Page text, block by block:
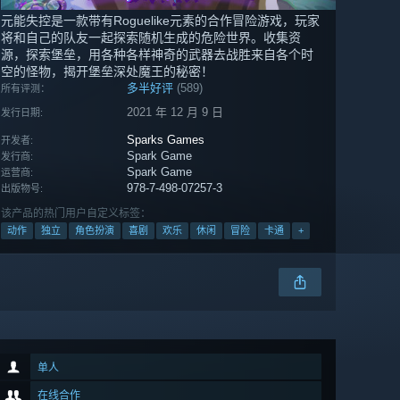
元能失控是一款带有Roguelike元素的合作冒险游戏，玩家
将和自己的队友一起探索随机生成的危险世界。收集资
源，探索堡垒，用各种各样神奇的武器去战胜来自各个时
空的怪物，揭开堡垒深处魔王的秘密！
所有评测： 多半好评 (589)
发行日期: 2021 年 12 月 9 日
开发者: Sparks Games
发行商: Spark Game
运营商: Spark Game
出版物号: 978-7-498-07257-3
该产品的热门用户自定义标签：
动作 独立 角色扮演 喜剧 欢乐 休闲 冒险 卡通 +
单人
在线合作